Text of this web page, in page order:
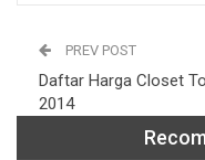
PREV POST
Daftar Harga Closet
2014